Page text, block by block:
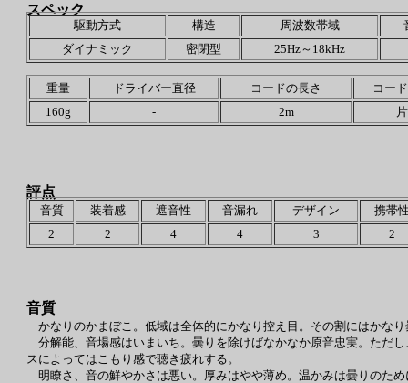
音質
かなりのかまぼこ。低域は全体的にかなり控え目。その割にはかな
分解能、音場感はいまいち。曇りを除けばなかなか原音忠実。ただ
スによってはこもり感で聴き疲れする。
明瞭さ、音の鮮やかさは悪い。厚みはやや薄め。温かみは曇りのた
スペック
駆動方式 構造 周波数帯域
ダイナミック
密閉型 25Hz～18kHz
重量 ドライバー直径 コードの長さ
コー
160g
- 2m
評点
音質 装着感 遮音性 音漏れ デザイン
携帯
2
2 4 4 3 2